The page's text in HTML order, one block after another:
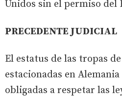
Unidos sin el permiso del
PRECEDENTE JUDICIAL
El estatus de las tropas
estacionadas en
obligadas a respetar las